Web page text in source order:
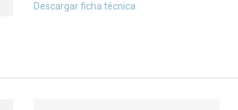
Descargar ficha técnica